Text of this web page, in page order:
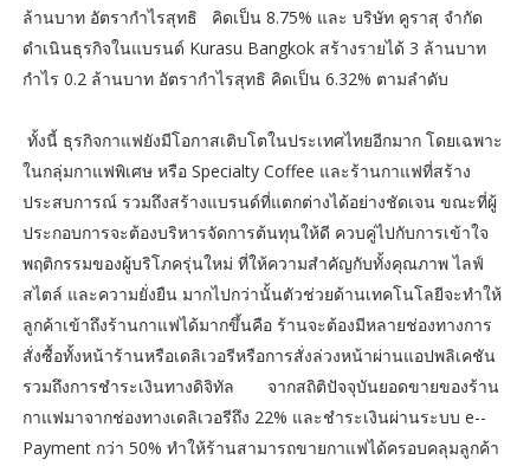
ล้านบาท อัตรากำไรสุทธิ คิดเป็น 8.75% และ บริษัท คูราสุ จำกัด
ดำเนินธุรกิจในแบรนด์ Kurasu Bangkok สร้างรายได้ 3 ล้านบาท
กำไร 0.2 ล้านบาท อัตรากำไรสุทธิ คิดเป็น 6.32% ตามลำดับ
ทั้งนี้ ธุรกิจกาแฟยังมีโอกาสเติบโตในประเทศไทยอีกมาก โดยเฉพาะ
ในกลุ่มกาแฟพิเศษ หรือ Specialty Coffee และร้านกาแฟที่สร้าง
ประสบการณ์ รวมถึงสร้างแบรนด์ที่แตกต่างได้อย่างชัดเจน ขณะที่ผู้
ประกอบการจะต้องบริหารจัดการต้นทุนให้ดี ควบคู่ไปกับการเข้าใจ
พฤติกรรมของผู้บริโภครุ่นใหม่ ที่ให้ความสำคัญกับทั้งคุณภาพ ไลฟ์
สไตล์ และความยั่งยืน มากไปกว่านั้นตัวช่วยด้านเทคโนโลยีจะทำให้
ลูกค้าเข้าถึงร้านกาแฟได้มากขึ้นคือ ร้านจะต้องมีหลายช่องทางการ
สั่งซื้อทั้งหน้าร้านหรือเดลิเวอรีหรือการสั่งล่วงหน้าผ่านแอปพลิเคชัน
รวมถึงการชำระเงินทางดิจิทัล จากสถิติปัจจุบันยอดขายของร้าน
กาแฟมาจากช่องทางเดลิเวอรีถึง 22% และชำระเงินผ่านระบบ e--
Payment กว่า 50% ทำให้ร้านสามารถขายกาแฟได้ครอบคลุมลูกค้า